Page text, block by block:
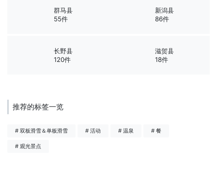
群马县
55件
新潟县
86件
长野县
120件
滋贺县
18件
推荐的标签一览
# 双板滑雪＆单板滑雪 # 活动 # 温泉 # 餐
# 观光景点